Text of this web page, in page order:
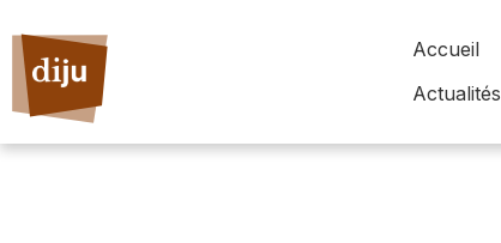
Accueil
Actualités